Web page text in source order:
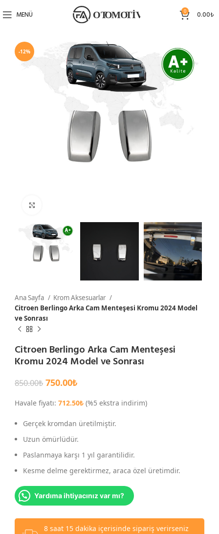
MENÜ 0 0.00₺
-12%
Ana Sayfa
Krom Aksesuarlar
Citroen Berlingo Arka Cam Menteşesi Kromu 2024 Model
ve Sonrası
Citroen Berlingo Arka Cam Menteşesi
Kromu 2024 Model ve Sonrası
850.00₺ 750.00₺
Havale fiyatı: 712.50₺ (%5 ekstra indirim)
Gerçek kromdan üretilmiştir.
Uzun ömürlüdür.
Paslanmaya karşı 1 yıl garantilidir.
Kesme delme gerektirmez, araca özel üretimdir.
Yardıma ihtiyacınız var mı?
8 saat 15 dakika içerisinde sipariş verirseniz